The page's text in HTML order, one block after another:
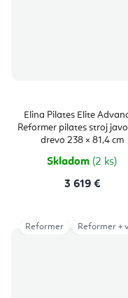
Elina Pilates Elite
Reformer pilates stroj
drevo 238 × 81,4 cm
Skladom (2 ks)
3 619 €
Reformer Reformer +